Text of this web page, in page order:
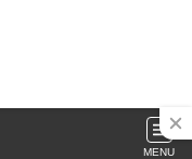
MENU